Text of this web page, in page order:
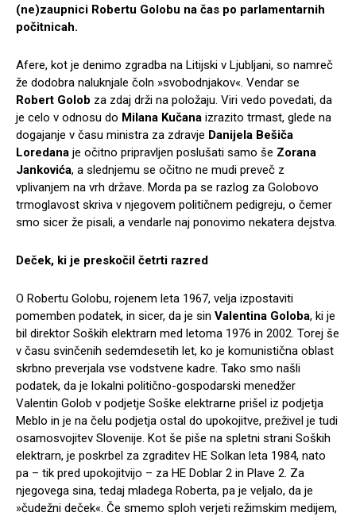
(ne)zaupnici Robertu Golobu na čas po parlamentarnih
počitnicah.
Afere, kot je denimo zgradba na Litijski v Ljubljani, so namreč
že dodobra naluknjale čoln »svobodnjakov«. Vendar se
Robert Golob za zdaj drži na položaju. Viri vedo povedati, da
je celo v odnosu do Milana Kučana izrazito trmast, glede na
dogajanje v času ministra za zdravje Danijela Bešiča
Loredana je očitno pripravljen poslušati samo še Zorana
Jankovića, a slednjemu se očitno ne mudi preveč z
vplivanjem na vrh države. Morda pa se razlog za Golobovo
trmoglavost skriva v njegovem političnem pedigreju, o čemer
smo sicer že pisali, a vendarle naj ponovimo nekatera dejstva.
Deček, ki je preskočil četrti razred
O Robertu Golobu, rojenem leta 1967, velja izpostaviti
pomemben podatek, in sicer, da je sin Valentina Goloba, ki je
bil direktor Soških elektrarn med letoma 1976 in 2002. Torej še
v času svinčenih sedemdesetih let, ko je komunistična oblast
skrbno preverjala vse vodstvene kadre. Tako smo našli
podatek, da je lokalni politično-gospodarski menedžer
Valentin Golob v podjetje Soške elektrarne prišel iz podjetja
Meblo in je na čelu podjetja ostal do upokojitve, preživel je tudi
osamosvojitev Slovenije. Kot še piše na spletni strani Soških
elektrarn, je poskrbel za zgraditev HE Solkan leta 1984, nato
pa – tik pred upokojitvijo – za HE Doblar 2 in Plave 2. Za
njegovega sina, tedaj mladega Roberta, pa je veljalo, da je
»čudežni deček«. Če smemo sploh verjeti režimskim medijem,